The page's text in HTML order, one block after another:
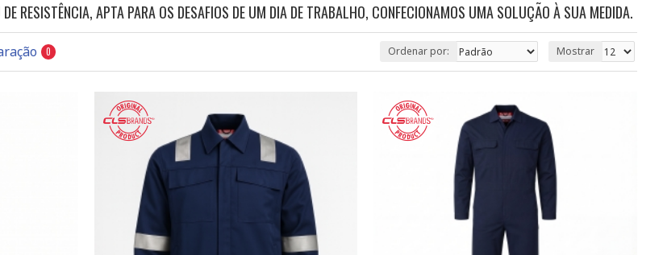
DE RESISTÊNCIA, APTA PARA OS DESAFIOS DE UM DIA DE TRABALHO, CONFECIONAMOS UMA SOLUÇÃO À SUA MEDIDA.
0 Ordenar por: Mostrar